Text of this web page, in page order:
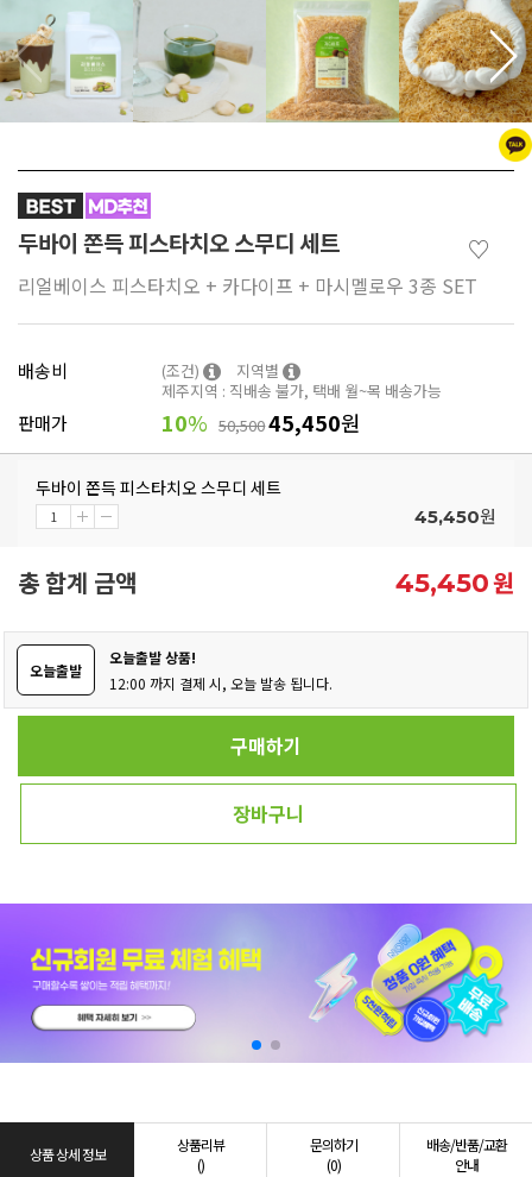
두바이 쫀득 피스타치오 스무디 세트 ♡
리얼베이스 피스타치오 + 카다이프 + 마시멜로우 3종 SET
배송비 (조건)
지역별
제주지역 : 직배송 불가, 택배 월~목 배송가능
판매가 10% 50,50045,450원
두바이 쫀득 피스타치오 스무디 세트
45,450원
총 합계 금액 45,450원
오늘출발
오늘출발 상품!
12:00 까지 결제 시, 오늘 발송 됩니다.
구매하기
장바구니
상품 상세 정보
상품리뷰
()
문의하기
(0)
배송/반품/교환
안내